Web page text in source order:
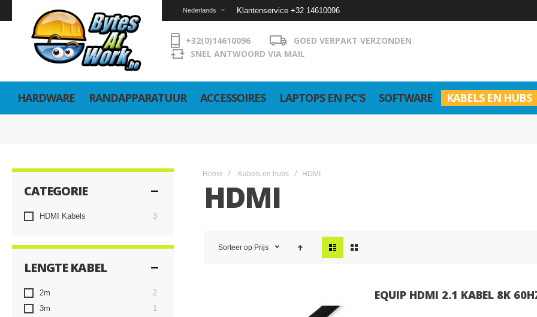
Nederlands Klantenservice +32 14610096
+32(0)14610096
GOED VERPAKT VERZONDEN
SNEL ANTWOORD VIA MAIL
HARDWARE RANDAPPARATUUR ACCESSOIRES LAPTOPS EN PC'S SOFTWARE KABELS EN HUBS
Home Kabels en hubs HDMI
HDMI
Sorteer op Prijs
als
EQUIP HDMI 2.1 KABEL 8K
CATEGORIE
HDMI Kabels 3producten
LENGTE KABEL
2m 2producten
3m
1